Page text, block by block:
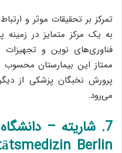
تمرکز بر تحقیقات موثر و
به یک مرکز متمایز در
فناوری‌های نوین و تجهیزات
ممتاز این بیمارستان
پرورش نخبگان پزشکی از
می‌رود.